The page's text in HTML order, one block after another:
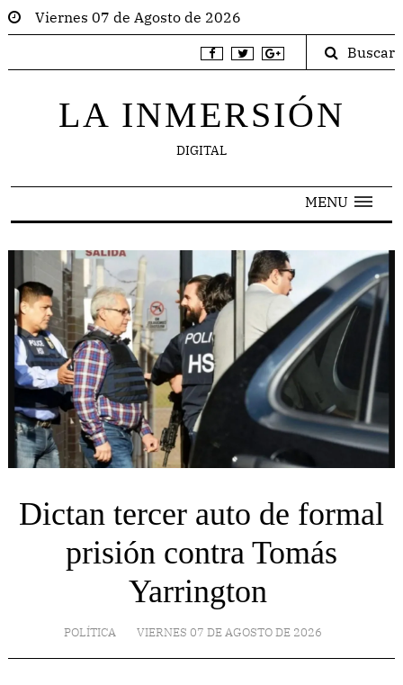
Viernes 07 de Agosto de 2026
Buscar
LA INMERSIÓN
DIGITAL
MENU
Dictan tercer auto de formal
prisión contra Tomás
Yarrington
POLÍTICA VIERNES 07 DE AGOSTO DE 2026